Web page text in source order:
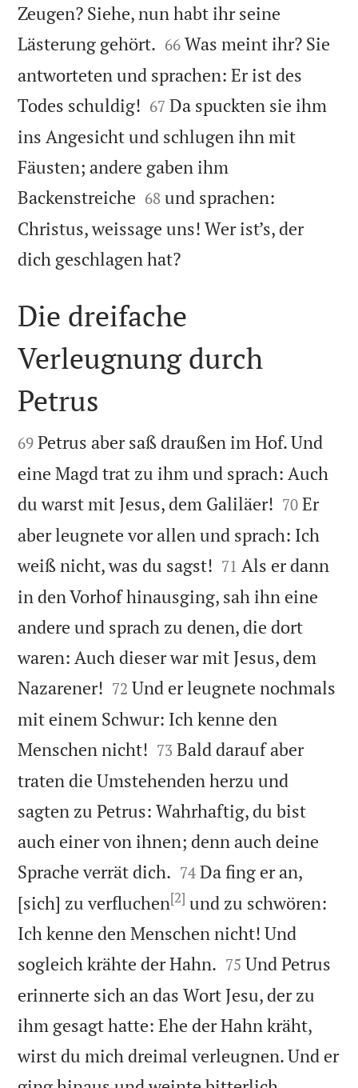
Zeugen? Siehe, nun habt ihr seine
Lästerung gehört. 

66 Was meint ihr? Sie
antworteten und sprachen: Er ist des
Todes schuldig! 

67 Da spuckten sie ihm
ins Angesicht und schlugen ihn mit
Fäusten; andere gaben ihm
Backenstreiche 

68 und sprachen:
Christus, weissage uns! Wer ist’s, der
dich geschlagen hat?

Die dreifache
Verleugnung durch
Petrus

69 Petrus aber saß draußen im Hof. Und
eine Magd trat zu ihm und sprach: Auch
du warst mit Jesus, dem Galiläer! 

70 Er
aber leugnete vor allen und sprach: Ich
weiß nicht, was du sagst! 

71 Als er dann
in den Vorhof hinausging, sah ihn eine
andere und sprach zu denen, die dort
waren: Auch dieser war mit Jesus, dem
Nazarener! 

72 Und er leugnete nochmals
mit einem Schwur: Ich kenne den
Menschen nicht! 

73 Bald darauf aber
traten die Umstehenden herzu und
sagten zu Petrus: Wahrhaftig, du bist
auch einer von ihnen; denn auch deine
Sprache verrät dich. 

74 Da fing er an,
[sich] zu verfluchen[2] und zu schwören:
Ich kenne den Menschen nicht! Und
sogleich krähte der Hahn. 

75 Und Petrus
erinnerte sich an das Wort Jesu, der zu
ihm gesagt hatte: Ehe der Hahn kräht,
wirst du mich dreimal verleugnen. Und er